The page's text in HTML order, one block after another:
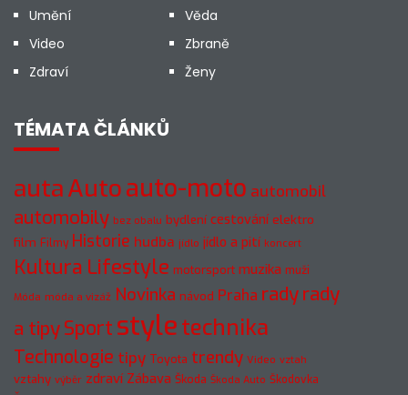
Umění
Věda
Video
Zbraně
Zdraví
Ženy
TÉMATA ČLÁNKŮ
autaAutoauto-moto automobil
automobily bez obalu bydlení cestování elektro
film Filmy Historie hudba jídlo jídlo a pití koncert
Kultura Lifestyle motorsport muzika muži
Móda móda a vizáž Novinka návod Praha radyrady
a tipySport styletechnika
Technologie tipy Toyota trendy Video vztah
vztahy výběr zdraví Zábava Škoda Škoda Auto Škodovka